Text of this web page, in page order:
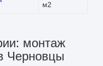
м2
монтаж
Черновцы